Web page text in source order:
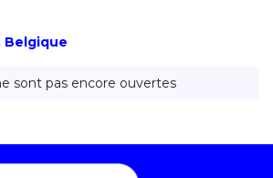
Belgique
sont pas encore ouvertes